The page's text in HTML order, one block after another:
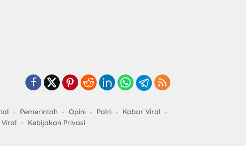
Pemerintah Opini Polri
Kabar Viral
Kebijakan Privasi